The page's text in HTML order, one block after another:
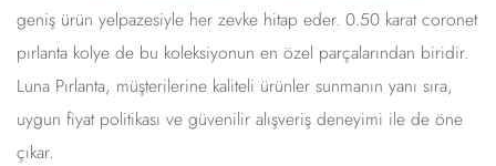
geniş ürün yelpazesiyle her zevke hitap eder. 0.50 karat coronet
pırlanta kolye de bu koleksiyonun en özel parçalarından biridir.
Luna Pırlanta, müşterilerine kaliteli ürünler sunmanın yanı sıra,
uygun fiyat politikası ve güvenilir alışveriş deneyimi ile de öne
çıkar.